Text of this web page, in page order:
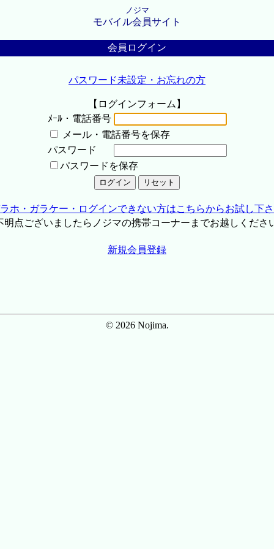
ノジマ
モバイル会員サイト
会員ログイン
パスワード未設定・お忘れの方
【ログインフォーム】
ﾒｰﾙ・電話番号
メール・電話番号を保存
パスワード
パスワードを保存
ホ・ガラケー・ログインできない方はこちらからお試し下
点ございましたらノジマの携帯コーナーまでお越しくださ
新規会員登録
© 2026 Nojima.